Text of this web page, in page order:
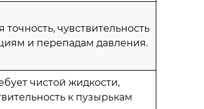
чувствительность
и перепадам давления.
чистой жидкости,
к пузырькам